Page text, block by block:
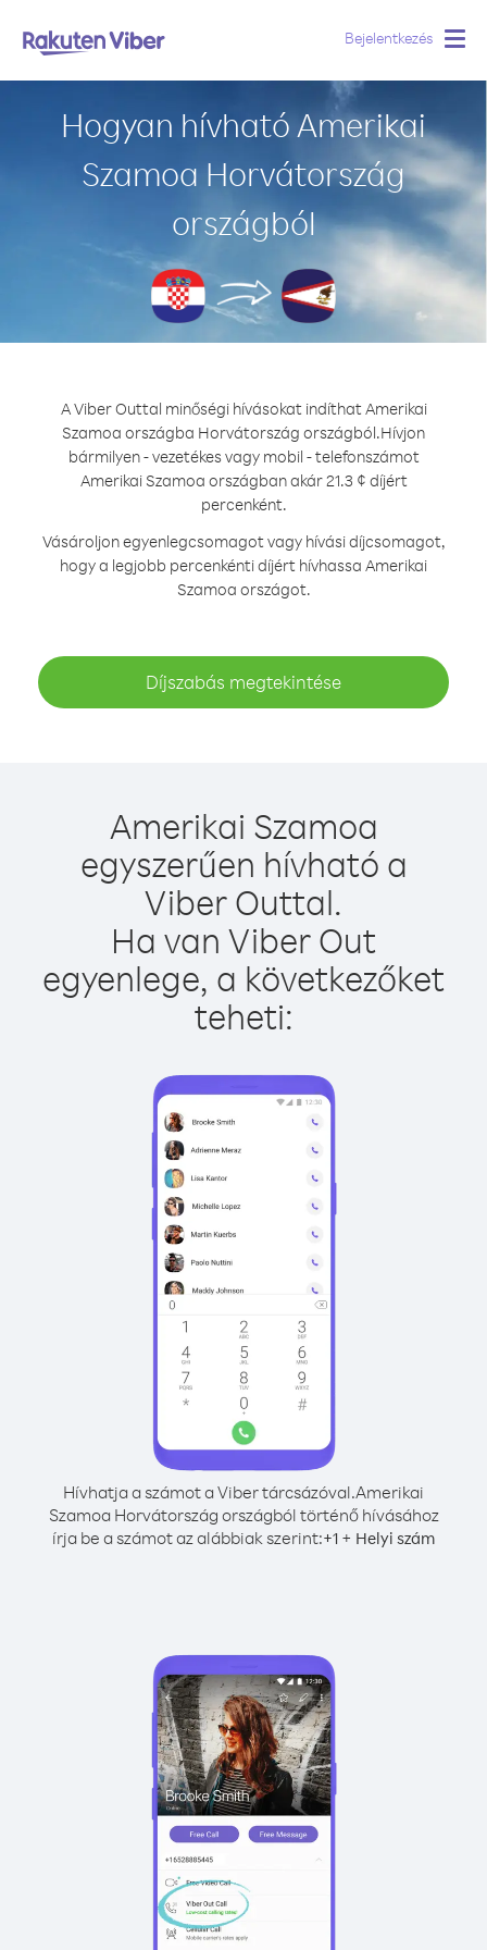
Bejelentkezés
Hogyan hívható Amerikai
Szamoa Horvátország
országból
A Viber Outtal minőségi hívásokat indíthat Amerikai
Szamoa országba Horvátország országból.Hívjon
bármilyen - vezetékes vagy mobil - telefonszámot
Amerikai Szamoa országban akár 21.3 ¢ díjért
percenként.
Vásároljon egyenlegcsomagot vagy hívási díjcsomagot,
hogy a legjobb percenkénti díjért hívhassa Amerikai
Szamoa országot.
Díjszabás megtekintése
Amerikai Szamoa
egyszerűen hívható a
Viber Outtal.
Ha van Viber Out
egyenlege, a következőket
teheti:
Hívhatja a számot a Viber tárcsázóval.Amerikai
Szamoa Horvátország országból történő hívásához
írja be a számot az alábbiak szerint:+1 + Helyi szám